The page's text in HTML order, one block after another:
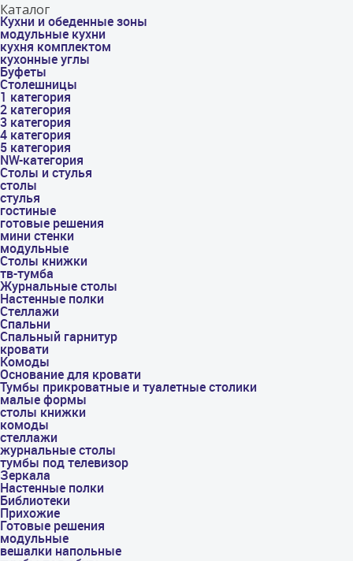
Каталог
Кухни и обеденные зоны
модульные кухни
кухня комплектом
кухонные углы
Буфеты
Столешницы
1 категория
2 категория
3 категория
4 категория
5 категория
NW-категория
Столы и стулья
столы
стулья
гостиные
готовые решения
мини стенки
модульные
Столы книжки
тв-тумба
Журнальные столы
Настенные полки
Стеллажи
Спальни
Спальный гарнитур
кровати
Комоды
Основание для кровати
Тумбы прикроватные и туалетные столики
малые формы
столы книжки
комоды
стеллажи
журнальные столы
тумбы под телевизор
Зеркала
Настенные полки
Библиотеки
Прихожие
Готовые решения
модульные
вешалки напольные